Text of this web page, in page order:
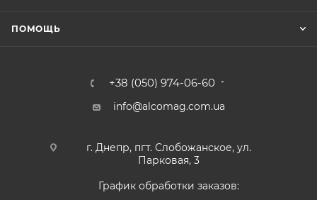
ПОМОЩЬ
+38 (050) 974-06-60
info@alcomag.com.ua
г. Днепр, пгт. Слобожанское, ул.
Парковая, 3
График обработки заказов: